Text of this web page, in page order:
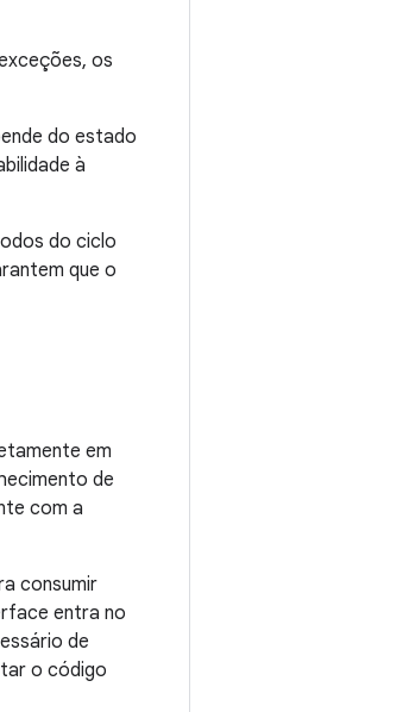
os
do estado
à
do ciclo
que o
em
de
com a
consumir
entra no
de
o código